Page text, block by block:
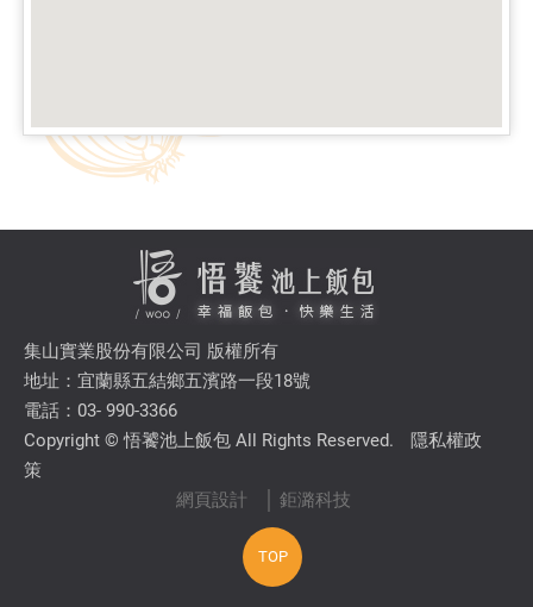
集山實業股份有限公司 版權所有
地址：宜蘭縣五結鄉五濱路一段18號
電話：03- 990-3366
Copyright © 悟饕池上飯包 All Rights Reserved.
隱私權政
策
網頁設計
│ 鉅潞科技
TOP